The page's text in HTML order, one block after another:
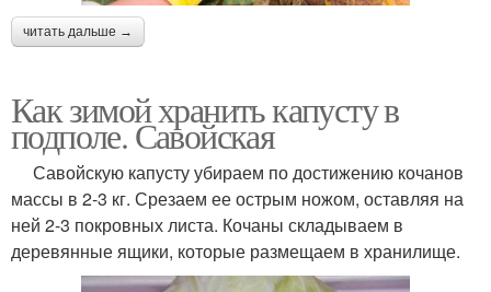
читать дальше →
Как зимой хранить капусту в
подполе. Савойская
Савойскую капусту убираем по достижению кочанов
массы в 2-3 кг. Срезаем ее острым ножом, оставляя на
ней 2-3 покровных листа. Кочаны складываем в
деревянные ящики, которые размещаем в хранилище.